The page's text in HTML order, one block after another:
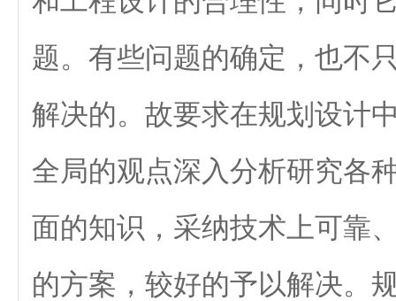
题。有些问题的确定，也不
解决的。故要求在规划设计
全局的观点深入分析研究各
面的知识，采纳技术上可靠
的方案，较好的予以解决。